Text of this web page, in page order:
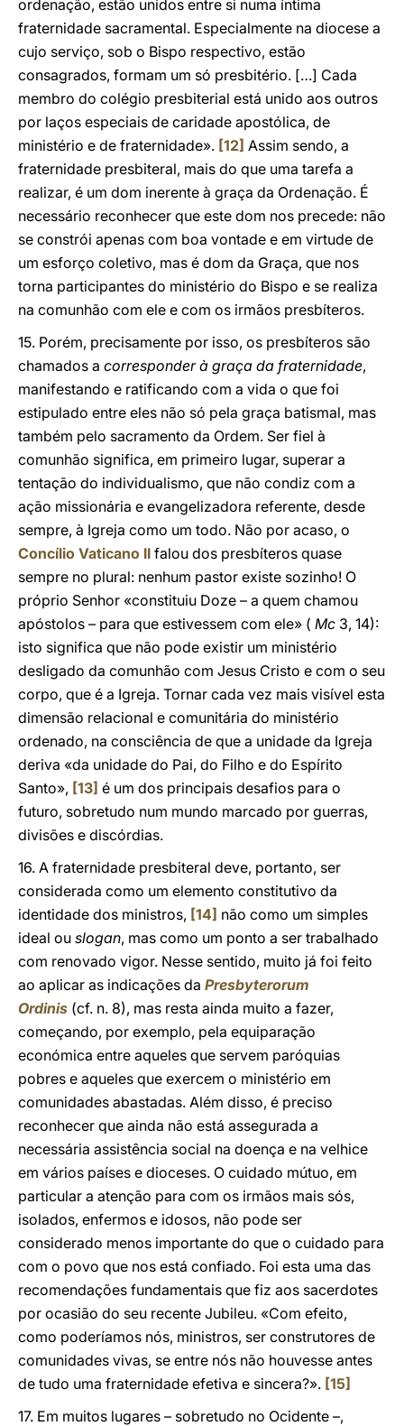
ordenação, estão unidos entre si numa íntima
fraternidade sacramental. Especialmente na diocese a
cujo serviço, sob o Bispo respectivo, estão
consagrados, formam um só presbitério. […] Cada
membro do colégio presbiterial está unido aos outros
por laços especiais de caridade apostólica, de
ministério e de fraternidade». [12] Assim sendo, a
fraternidade presbiteral, mais do que uma tarefa a
realizar, é um dom inerente à graça da Ordenação. É
necessário reconhecer que este dom nos precede: não
se constrói apenas com boa vontade e em virtude de
um esforço coletivo, mas é dom da Graça, que nos
torna participantes do ministério do Bispo e se realiza
na comunhão com ele e com os irmãos presbíteros.
15. Porém, precisamente por isso, os presbíteros são
chamados a corresponder à graça da fraternidade,
manifestando e ratificando com a vida o que foi
estipulado entre eles não só pela graça batismal, mas
também pelo sacramento da Ordem. Ser fiel à
comunhão significa, em primeiro lugar, superar a
tentação do individualismo, que não condiz com a
ação missionária e evangelizadora referente, desde
sempre, à Igreja como um todo. Não por acaso, o
Concílio Vaticano II falou dos presbíteros quase
sempre no plural: nenhum pastor existe sozinho! O
próprio Senhor «constituiu Doze – a quem chamou
apóstolos – para que estivessem com ele» ( Mc 3, 14):
isto significa que não pode existir um ministério
desligado da comunhão com Jesus Cristo e com o seu
corpo, que é a Igreja. Tornar cada vez mais visível esta
dimensão relacional e comunitária do ministério
ordenado, na consciência de que a unidade da Igreja
deriva «da unidade do Pai, do Filho e do Espírito
Santo», [13] é um dos principais desafios para o
futuro, sobretudo num mundo marcado por guerras,
divisões e discórdias.
16. A fraternidade presbiteral deve, portanto, ser
considerada como um elemento constitutivo da
identidade dos ministros, [14] não como um simples
ideal ou slogan, mas como um ponto a ser trabalhado
com renovado vigor. Nesse sentido, muito já foi feito
ao aplicar as indicações da Presbyterorum
Ordinis (cf. n. 8), mas resta ainda muito a fazer,
começando, por exemplo, pela equiparação
económica entre aqueles que servem paróquias
pobres e aqueles que exercem o ministério em
comunidades abastadas. Além disso, é preciso
reconhecer que ainda não está assegurada a
necessária assistência social na doença e na velhice
em vários países e dioceses. O cuidado mútuo, em
particular a atenção para com os irmãos mais sós,
isolados, enfermos e idosos, não pode ser
considerado menos importante do que o cuidado para
com o povo que nos está confiado. Foi esta uma das
recomendações fundamentais que fiz aos sacerdotes
por ocasião do seu recente Jubileu. «Com efeito,
como poderíamos nós, ministros, ser construtores de
comunidades vivas, se entre nós não houvesse antes
de tudo uma fraternidade efetiva e sincera?». [15]
17. Em muitos lugares – sobretudo no Ocidente –,